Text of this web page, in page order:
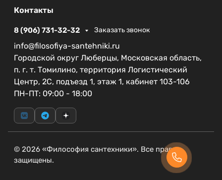
CHROME — это не просто элемент управления, а
вкус и заботу о деталях в оформлении интерьера.
Контакты
8 (906) 731-32-32 Заказать звонок
info@filosofiya-santehniki.ru
Городской округ Люберцы, Московская область,
п. г. т. Томилино, территория Логистический
Центр, 2С, подъезд 1, этаж 1, кабинет 103-106
ПН-ПТ: 09:00 - 18:00
© 2026 «Философия сантехники». Все права
защищены.